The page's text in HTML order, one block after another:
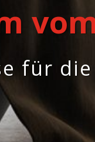
für die